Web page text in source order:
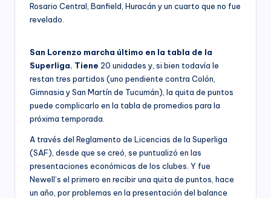
Rosario Central, Banfield, Huracán y un cuarto que no fue
revelado.
San Lorenzo marcha último en la tabla de la
Superliga. Tiene 20 unidades y, si bien todavía le
restan tres partidos (uno pendiente contra Colón,
Gimnasia y San Martín de Tucumán), la quita de puntos
puede complicarlo en la tabla de promedios para la
próxima temporada.
A través del Reglamento de Licencias de la Superliga
(SAF), desde que se creó, se puntualizó en las
presentaciones económicas de los clubes. Y fue
Newell’s el primero en recibir una quita de puntos, hace
un año, por problemas en la presentación del balance